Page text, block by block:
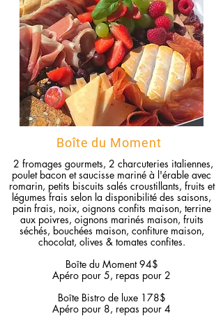
Boîte du Moment
2 fromages gourmets, 2 charcuteries italiennes,
poulet bacon et saucisse mariné à l'érable avec
romarin, petits biscuits salés croustillants, fruits et
légumes frais selon la disponibilité des saisons,
pain frais, noix, oignons confits maison, terrine
aux poivres, oignons marinés maison, fruits
séchés, bouchées maison, confiture maison,
chocolat, olives & tomates confites.
Boîte du Moment 94$
Apéro pour 5, repas pour 2
Boîte Bistro de luxe 178$
Apéro pour 8, repas pour 4